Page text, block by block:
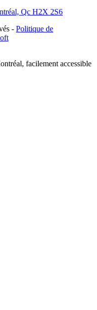
Qc H2X 2S6
- Politique de
facilement accessible